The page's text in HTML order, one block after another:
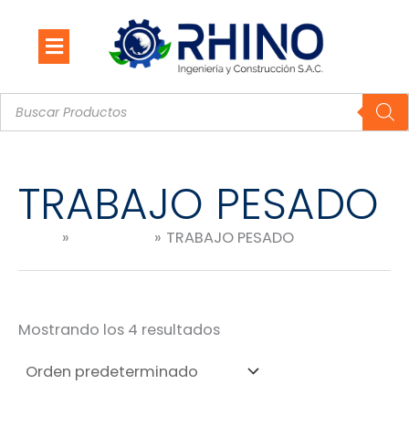
contenido
Búsqueda
de
productos
TRABAJO PESADO
TRABAJO PESADO
Mostrando los 4 resultados